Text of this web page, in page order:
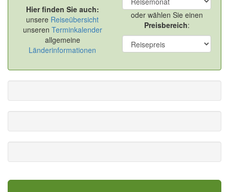
Hier finden Sie auch:
unsere Reiseübersicht
unseren Terminkalender
allgemeine
Länderinformationen
oder wählen Sie einen
Preisbereich: